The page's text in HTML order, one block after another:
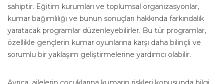
sahiptir. Eğitim kurumları ve toplumsal organizasyonlar,
kumar bağımlılığı ve bunun sonuçları hakkında farkındalık
yaratacak programlar düzenleyebilirler. Bu tür programlar,
özellikle gençlerin kumar oyunlarına karşı daha bilinçli ve
sorumlu bir yaklaşım geliştirmelerine yardımcı olabilir.